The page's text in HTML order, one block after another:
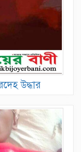
উদ্ধার